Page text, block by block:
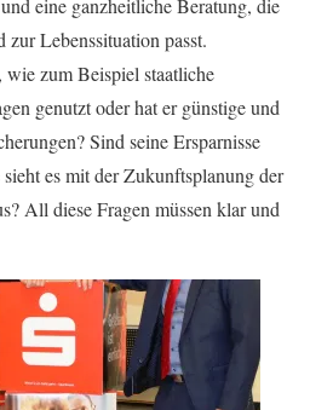
eine ganzheitliche Beratung, die
Lebenssituation passt.
zum Beispiel staatliche
genutzt oder hat er günstige und
Sind seine Ersparnisse
es mit der Zukunftsplanung der
All diese Fragen müssen klar und